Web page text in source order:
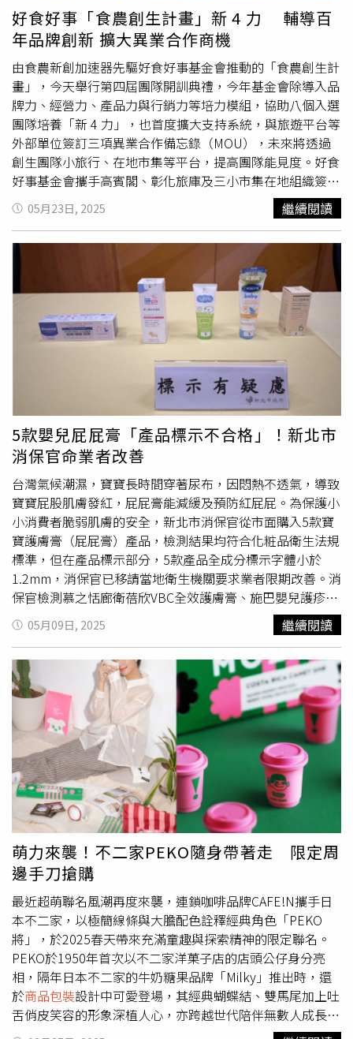
好食好事「食農創生計畫」新 4 力 輔導百
年品牌創新 擴大異業合作商機
由食農新創加速器先驅好食好事基金會推動的「食農創生計
畫」，今天舉行第四屆團隊開訓典禮，今年基金會除導入品
牌力、經營力、產品力與行銷力等培力模組，協助八個入選
團隊培養「新 4 力」，也首度擴大支持系統，與旅遊平台等
外部單位簽訂三項異業合作備忘錄（MOU），未來將透過
創生團隊小旅行、在地市集等平台，提高團隊能見度。好食
好事基金會攜手高賓閣、彰化旅庫及三小市集在地組織簽署
合作備忘錄（MOU），串聯旅遊平台、市集通路與古蹟空
間，拓展創生團隊能見度與市場機會（圖／好食好事基金會
提供）。為協助返鄉青農站穩腳跟，好食好事基金會 2022
年起以捐助人代表魏應充的故鄉彰化為起點，推出食農創生
計畫，導入豐富的加速器資源與輔導經驗，幫助地方食農產
業升級。累計三屆已輔導二十個團隊。今年入選的八組食農
團隊分別來自彰化、南投、雲林三地，包括來自彰化的「風
灣的船」、「番挖水耕農場」「新和春醬油」、「路葡萄隧
道農場」，南投的「泉發製茶廠」、「上安香菇農場」，以
及雲林的「順成油廠」、「李記烏魚子」。其中，「風灣的
船」是計畫辦理四屆以來首例整合型團隊，由第二、第三屆
及外部團隊跨界合作，共同推出魚塭餐桌活動。第四屆食農
創生計畫開訓典禮今（23）日於彰化市高賓閣舉行。計畫導
入「食農新 4 力」，包括品牌力、經營力、產品力與行銷力
等培力模組，協助創生團隊強化
思維。為強化跨域連結並擴大支持系統，現場同步完成三項
異業合作備忘錄（MOU）簽署，包括：• 高賓閣古蹟活化
計畫：攜手打造北彰化創生基地，與成美文化園南北雙點聯
動，提供展演、討論與團隊共學空間。• 旅庫平台合作
案：首度跨足旅遊產業，推出四條結合創生團隊的小旅行路
線，促進地方故事被看見。• 三小市集串聯案：與雲林在
地市集平台合作，拓展產品銷售與品牌曝光渠道，提升消費
者接觸度。頂新和德基金捐助人代表魏應充於典禮致詞時表
示，計畫初衷是希望讓願意回家的青年，不再必須北漂南
漂，也能在家鄉扎根立業。期待基金會能將輔導經驗複製到
更多縣市，帶動更多青年回鄉站穩腳步。好食好事基金會董
事長楊瑞昌表示：「我們相信，地方創生不只是短期專案，
而是一場長期的在地承諾。我們將持續把企業的資源與經驗
帶入土地，陪伴更多團隊走出自己的路，讓品牌從產地出
發，在世界被看見。」
05月23日, 2025 繼續閱讀
5款嬰兒屁屁膏「產品標示不合格」！新北市
消保官命業者改善
台灣氣候潮濕，寶寶長時間穿著尿布，因悶熱不透氣，導致
寶寶屁股肌膚發紅，屁屁膏能減緩及預防紅屁屁。為保護小
小消費者脆弱肌膚的安全，新北市消保官從市面購入5款寶
寶護膚膏（屁屁膏）產品，檢測結果均符合化粧品衛生法規
標準，但在產品標示部分，5款產品全成分標示字體小於
1.2mm，消保官已移請當地衛生機關要求業者限期改善。消
保官檢測慕之恬廊衛蓓欣VBC全效護膚膏、施巴嬰兒護疹修
護膏、貝朵親膚屁屁膏、舒特膚Baby舒緩護膚膏、貝朵親
膚屁屁膏5款屁屁膏中的化粧品12項酸類及酯類防腐劑、鄰
苯二甲酸酯類（塑化劑）、壬基苯酚（NP）及甲醛等4種成
分含量是否超標，檢測結果均符合相關化粧品衛生法規標
準。消保官指出，5款寶寶護膚膏全成分標示字體皆小於
1.2mm，施巴嬰兒護疹修護膏外包裝標示「護疹」等詞，涉
屬虛偽、誇大或醫療效能宣稱；舒特膚Baby舒緩護膚膏外
包裝標示「遠離紅屁屁，有效降低尿布區悶癢不適」等詞，
涉屬虛偽、誇大或醫療效能之宣稱，產品登錄之全成分與外
包裝標示不符，已移請當地衛生機關要求業者限期改善。如
後續調查違規屬實，就產品登錄及標示涉違反《化粧品衛生
安全管理法》第4條及第7條之部分，可依同法第23條規定
處1萬元以上至100萬元以下罰鍰，並得按次處罰。就標示
涉及虛偽、誇大或醫療效能宣稱，違反《化粧品衛生安全管
理法》第10條第1項或第2項規定部分，則可依同法第20條
規定，處4萬元以上20萬元以下罰鍰或60萬元以上500萬元
以下罰鍰。消保官提醒，要改善寶寶屁屁肌膚狀況，最重要
的是勤換尿布、大便後確實清潔及留意尿布材質是否透氣，
若有添購寶寶護膚膏（屁屁膏）產品的需求，購買時應注意
有效日期及包裝完整性，並詳細閱讀使用說明及相關警語，
開封後務必遵照使用說明妥善保存避免變質，使用後皮膚部
位如有紅腫或任何不適，請立即尋求醫療協助。消保官呼籲
業者應遵循《化粧品衛生安全管理法》相關規範，揭露正確
05月09日, 2025 繼續閱讀
萌力來襲！不二家PEKO隨身帶著走 限定周
邊手刀搶購
最近超萌聯名風潮再度來襲，連鎖咖啡品牌CAFE!N攜手日
本不二家，以極簡線條與大膽配色詮釋經典角色「PEKO
將」，於2025春天帶來充滿童趣與探索精神的限定聯名。
PEKO於1950年首次以不二家洋菓子店的店頭公仔身分亮
相，隔年日本不二家的牛奶糖果品牌「Milky」推出時，還
於商品包裝設計中可愛登場，其經典蝴蝶結、雙馬尾加上吐
舌俏皮笑容的形象深植人心，亦跨越世代陪伴無數人成長。
此次CAFE!N顛覆PEKO既有視覺風格，使用大量螢光色、撞